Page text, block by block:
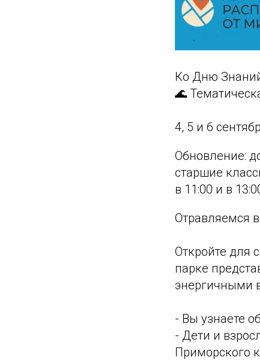
Ко Дню
🌊
4, 5 и 6
Обновление:
старшие
в 11:00 и в
Отравляемся
Откройте для
парке
энергичными
- Вы узнаете
- Дети и
Приморского